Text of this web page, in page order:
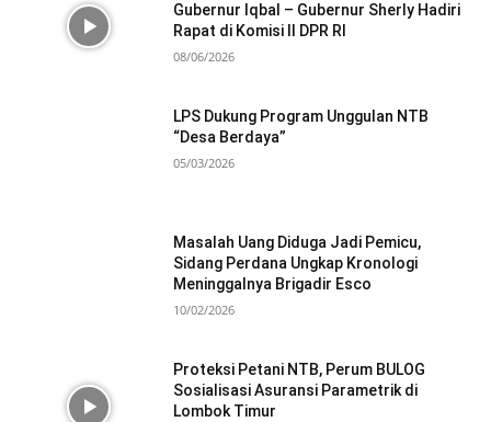
Gubernur Iqbal – Gubernur Sherly Hadiri
Rapat di Komisi II DPR RI
08/06/2026
LPS Dukung Program Unggulan NTB
“Desa Berdaya”
05/03/2026
Masalah Uang Diduga Jadi Pemicu,
Sidang Perdana Ungkap Kronologi
Meninggalnya Brigadir Esco
10/02/2026
Proteksi Petani NTB, Perum BULOG
Sosialisasi Asuransi Parametrik di
Lombok Timur